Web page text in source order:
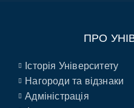
ПРО
Історія Університету
Нагороди та відзнаки
Адміністрація